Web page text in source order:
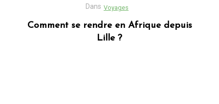
Dans Business
Découvrez Donafesta : La Référence pour
vos cadeaux personnalisés